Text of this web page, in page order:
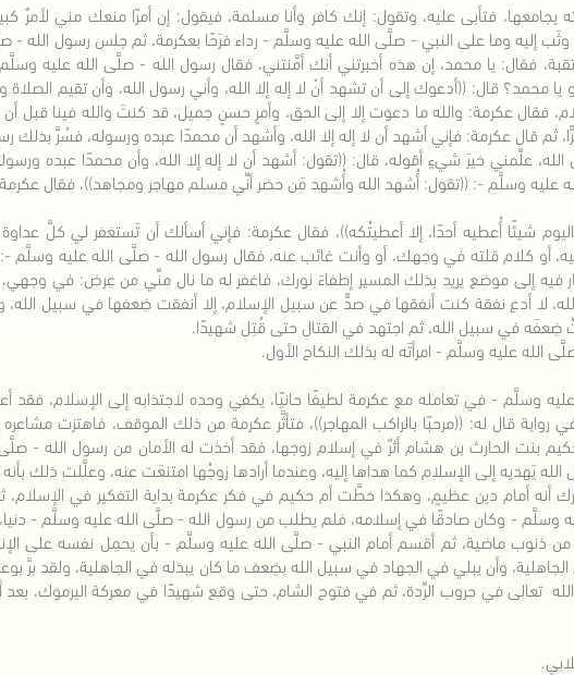
فتأبى عليه، وتقول: إنك كافر وأنا مسلمة، فيقول: إن أمرًا منعك مني لأمرٌ
إليه وما على النبي - صلَّى الله عليه وسلَّم - رداء فرَحًا بعكرمة، ثم جلس رسول الله -
فقال: يا محمد، إن هذه أخبرتني أنك أمَّنتني، فقال رسول الله - صلَّى الله عليه
محمد؟ قال: ((أدعوك إلى أن تشهد أنْ لا إله إلا الله، وأني رسول الله، وأن تقيم الصلاة
فقال عكرمة: والله ما دعوت إلا إلى الحق، وأمرٍ حسنٍ جميل، قد كنتَ والله فينا قبل
بِرًّا، ثم قال عكرمة: فإني أشهد أن لا إله إلا الله، وأشهد أن محمدًا عبده ورسوله، فسُرَّ بذلك
علِّمني خيرَ شيءٍ أقوله، قال: ((تقول: أشهد أن لا إله إلا الله، وأن محمدًا عبده
عليه وسلَّم -: ((تقول: أُشهد الله وأُشهد مَن حضر أنِّي مسلم مهاجر ومجاهد))، فقال
شيئًا أُعطيه أحدًا، إلا أعطيتُكه))، فقال عكرمة: فإني أسألك أن تَستغفر لي كلَّ عداوة
أو كلام قلته في وجهك، أو وأنت غائب عنه، فقال رسول الله - صلَّى الله عليه وسلَّم -:
فيه إلى موضع يريد بذلك المسير إطفاءَ نورك، فاغفر له ما نال منِّي من عِرض: في وجهي،
لا أدع نفقة كنت أنفقها في صدٍّ عن سبيل الإسلام، إلا أنفقت ضِعفها في سبيل الله،
ضِعفَه في سبيل الله، ثم اجتهد في القتال حتى قُتِل شهيدًا.
الله عليه وسلَّم - امرأتَه له بذلك النكاح الأول.
وسلَّم - في تعامله مع عكرمة لطيفًا حانيًا، يكفي وحده لاجتذابه إلى الإسلام،
رواية قال له: ((مرحبًا بالراكب المهاجر))، فتأثَّر عكرمة من ذلك الموقف، فاهتزت
بنت الحارث بن هشام أثرٌ في إسلام زوجها، فقد أخذت له الأمان من رسول الله -
يَهديه إلى الإسلام كما هداها إليه، وعندما أرادها زوجُها امتنعَت عنه، وعلَّلت ذلك
أنه أمام دين عظيمٍ، وهكذا خطَّت أم حكيم في فكر عكرمة بداية التفكير في الإسلام،
وسلَّم - وكان صادقًا في إسلامه، فلم يطلب من رسول الله - صلَّى الله عليه وسلَّم - دنيا،
من ذنوب ماضية، ثم أقسم أمام النبي - صلَّى الله عليه وسلَّم - بأن يحمِل نفسه على
وأن يبلي في الجهاد في سبيل الله بضِعف ما كان يبذله في الجاهلية، ولقد برَّ
تعالى في حروب الرِّدة، ثم في فتوح الشام، حتى وقع شهيدًا في معركة اليرموك،